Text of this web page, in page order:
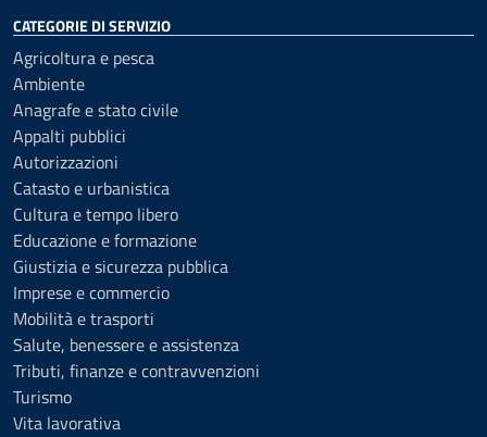
CATEGORIE DI SERVIZIO
Agricoltura e pesca
Ambiente
Anagrafe e stato civile
Appalti pubblici
Autorizzazioni
Catasto e urbanistica
Cultura e tempo libero
Educazione e formazione
Giustizia e sicurezza pubblica
Imprese e commercio
Mobilità e trasporti
Salute, benessere e assistenza
Tributi, finanze e contravvenzioni
Turismo
Vita lavorativa